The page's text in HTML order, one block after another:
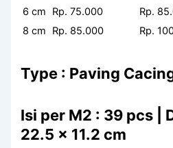
6 cm
Rp. 75.000
Rp.
8 cm
Rp. 85.000 Rp.
Type : Paving
Isi per M2 : 39 pcs |
22.5 x 11.2 cm